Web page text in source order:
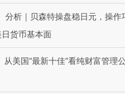
有意思的生活方式·第三对
分析｜贝森特操盘稳日元，操作
货币基本面
从美国“最新十佳”看纯财富管理